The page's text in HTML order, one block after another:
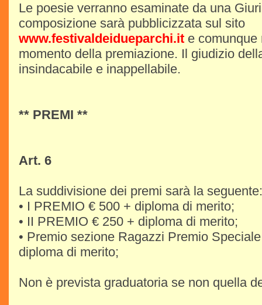
Le poesie verranno esaminate da una
composizione sarà pubblicizzata sul sito
www.festivaldeidueparchi.it e comunque
momento della premiazione. Il giudizio
insindacabile e inappellabile.
** PREMI **
Art. 6
La suddivisione dei premi sarà la seguente:
• I PREMIO € 500 + diploma di merito;
• II PREMIO € 250 + diploma di merito;
• Premio sezione Ragazzi Premio
diploma di merito;
Non è prevista graduatoria se non quella